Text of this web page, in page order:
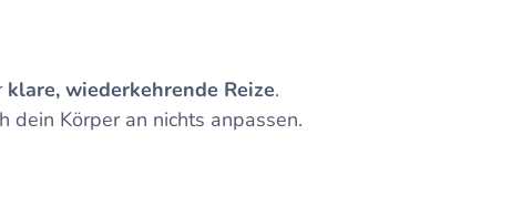
klare, wiederkehrende Reize.
Körper an nichts anpassen.